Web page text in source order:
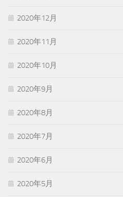
2020年12月
2020年11月
2020年10月
2020年9月
2020年8月
2020年7月
2020年6月
2020年5月